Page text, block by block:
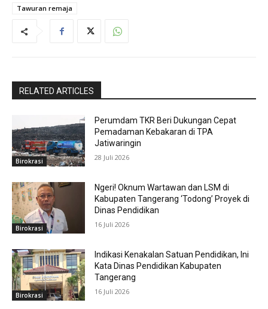
Tawuran remaja
RELATED ARTICLES
Birokrasi
Perumdam TKR Beri Dukungan Cepat
Pemadaman Kebakaran di TPA
Jatiwaringin
28 Juli 2026
Birokrasi
Ngeri! Oknum Wartawan dan LSM di
Kabupaten Tangerang ‘Todong’ Proyek di
Dinas Pendidikan
16 Juli 2026
Birokrasi
Indikasi Kenakalan Satuan Pendidikan, Ini
Kata Dinas Pendidikan Kabupaten
Tangerang
16 Juli 2026